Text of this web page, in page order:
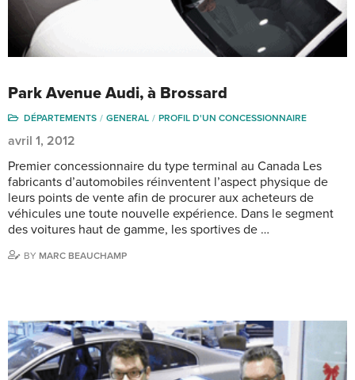
Park Avenue Audi, à Brossard
DÉPARTEMENTS GENERAL PROFIL D'UN CONCESSIONNAIRE
avril 1, 2012
Premier concessionnaire du type terminal au Canada Les
fabricants d’automobiles réinventent l’aspect physique de
leurs points de vente afin de procurer aux acheteurs de
véhicules une toute nouvelle expérience. Dans le segment
des voitures haut de gamme, les sportives de …
BY MARC BEAUCHAMP